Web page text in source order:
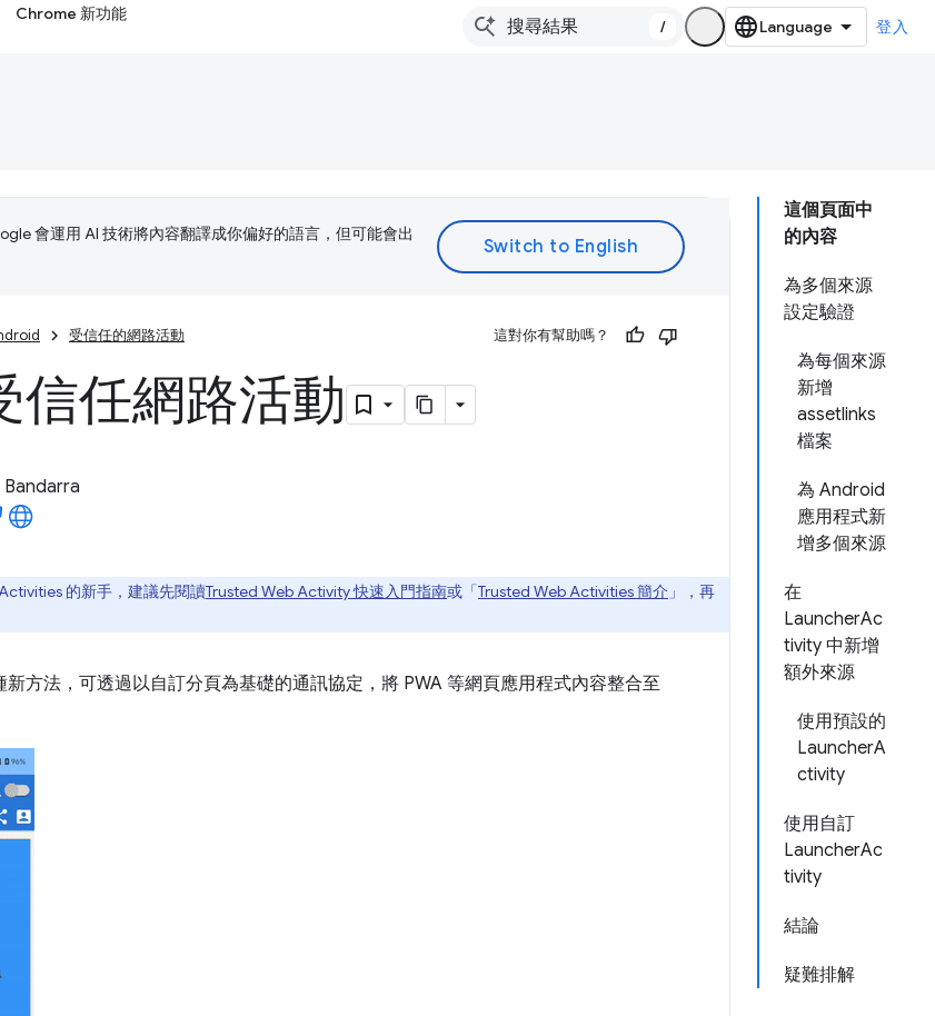
Chrome 新功能
/ 登入
這個頁面中
的內容
為多個來源
設定驗證
為每個來源
新增
assetlinks
檔案
為 Android
應用程式新
增多個來源
在
LauncherAc
tivity 中新增
額外來源
使用預設的
LauncherA
ctivity
使用自訂
LauncherAc
tivity
結論
疑難排解
會運用 AI 技術將內容翻譯成你偏好的語言，但可能會出
受信任的網路活動 這對你有幫助嗎？
信任網路活動
的新手，建議先閱讀Trusted Web Activity 快速入門指南或「Trusted Web Activities 簡介 」，再
新方法，可透過以自訂分頁為基礎的通訊協定，將 PWA 等網頁應用程式內容整合至